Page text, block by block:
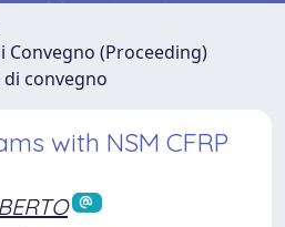
(Proceeding)
convegno
with NSM CFRP